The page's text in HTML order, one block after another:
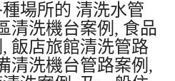
場所的 清洗水管
清洗機台案例, 食品
飯店旅館清洗管路
清洗機台管路案例,